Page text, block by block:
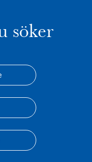
söker